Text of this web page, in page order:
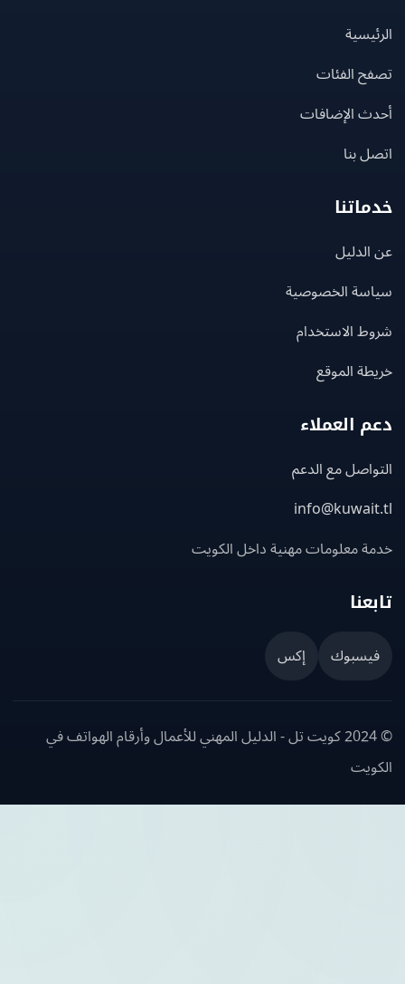
الفئات
الإضافات
بنا
الخصوصية
الاستخدام
الموقع
العملاء
مع الدعم
معلومات مهنية داخل الكويت
إكس
© 2024 كويت تل - الدليل المهني للأعمال وأرقام الهواتف في